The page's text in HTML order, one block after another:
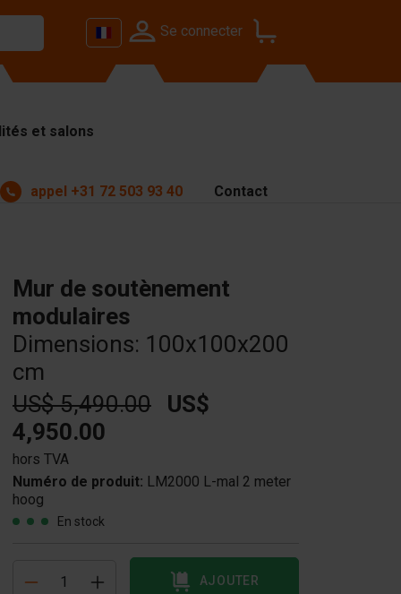
Se connecter
et salons
appel +31 72 503 93 40 Contact
Mur de soutènement
modulaires
Dimensions: 100x100x200
cm
US$ 5,490.00
US$
4,950.00
hors TVA
Numéro de produit: LM2000 L-mal 2 meter
hoog
En stock
AJOUTER